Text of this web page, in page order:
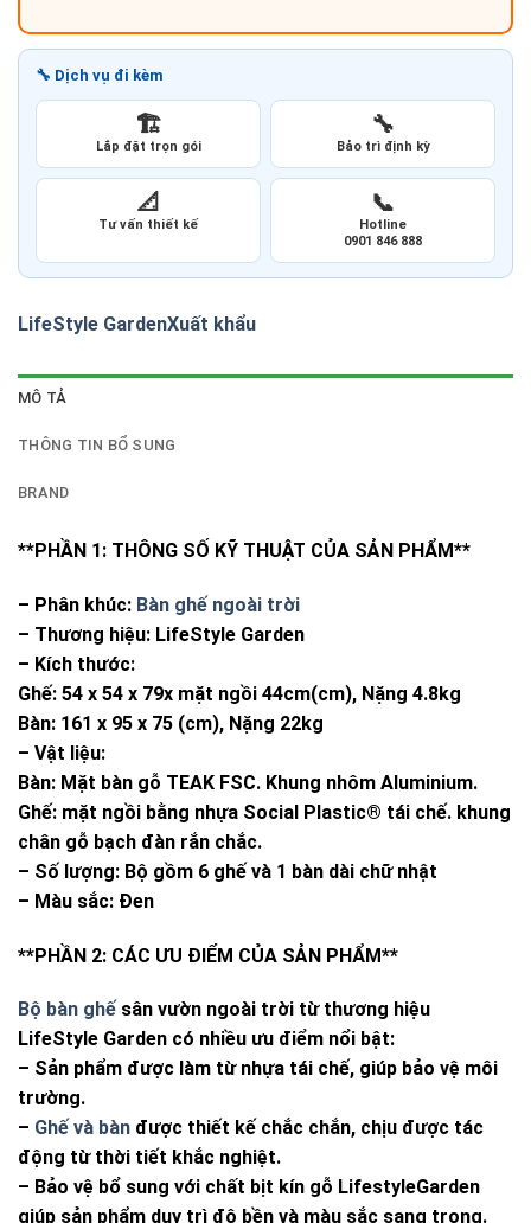
🔧 Dịch vụ đi kèm
🏗️
Lắp đặt trọn gói
🔧
Bảo trì định kỳ
📐
Tư vấn thiết kế
📞
Hotline
0901 846 888
LifeStyle GardenXuất khẩu
MÔ TẢ
THÔNG TIN BỔ SUNG
BRAND
**PHẦN 1: THÔNG SỐ KỸ THUẬT CỦA SẢN PHẨM**
– Phân khúc: Bàn ghế ngoài trời
– Thương hiệu: LifeStyle Garden
– Kích thước:
Ghế: 54 x 54 x 79x mặt ngồi 44cm(cm), Nặng 4.8kg
Bàn: 161 x 95 x 75 (cm), Nặng 22kg
– Vật liệu:
Bàn: Mặt bàn gỗ TEAK FSC. Khung nhôm Aluminium.
Ghế: mặt ngồi bằng nhựa Social Plastic® tái chế. khung
chân gỗ bạch đàn rắn chắc.
– Số lượng: Bộ gồm 6 ghế và 1 bàn dài chữ nhật
– Màu sắc: Đen
**PHẦN 2: CÁC ƯU ĐIỂM CỦA SẢN PHẨM**
Bộ bàn ghế sân vườn ngoài trời từ thương hiệu
LifeStyle Garden có nhiều ưu điểm nổi bật:
– Sản phẩm được làm từ nhựa tái chế, giúp bảo vệ môi
trường.
– Ghế và bàn được thiết kế chắc chắn, chịu được tác
động từ thời tiết khắc nghiệt.
– Bảo vệ bổ sung với chất bịt kín gỗ LifestyleGarden
giúp sản phẩm duy trì độ bền và màu sắc sang trọng.